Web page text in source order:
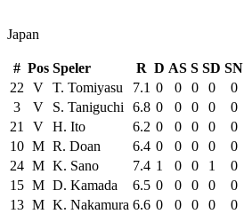
Japan
# Pos Speler R D AS S SD SN
22
V T. Tomiyasu 7.1 0 0 0 0 0
3
V S. Taniguchi 6.8 0 0 0 0 0
21
V H. Ito 6.2 0 0 0 0 0
10 M R. Doan 6.4 0 0 0 0 0
24 M K. Sano 7.4 1 0 0 1 0
15 M D. Kamada 6.5 0 0 0 0 0
13 M K. Nakamura 6.6 0 0 0 0 0